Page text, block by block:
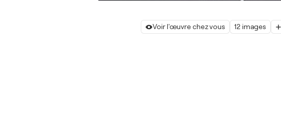
Voir l'œuvre chez vous 12 images